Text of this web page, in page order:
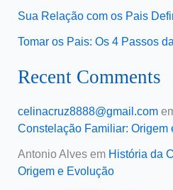
Sua Relação com os Pais
Tomar os Pais: Os 4 Passos
Recent Comments
celinacruz8888@gmail.com
Constelação Familiar: Origem
Antonio Alvesem História da
Origem e Evolução